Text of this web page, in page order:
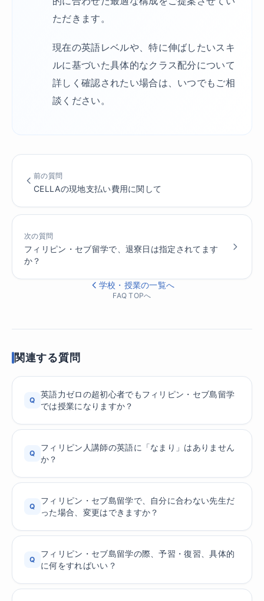
ただきます。
現在の英語レベルや、特に伸ばしたいスキ
ルに基づいた具体的なクラス配分について
詳しく確認されたい場合は、いつでもご相
談ください。
前の質問
CELLAの現地支払い費用に関して
次の質問
フィリピン・セブ留学で、退寮日は指定されてます
か？
学校・授業の一覧へ
FAQ TOPへ
関連する質問
Q
英語力ゼロの超初心者でもフィリピン・セブ島留学
では授業になりますか？
Q
フィリピン人講師の英語に「なまり」はありません
か？
Q
フィリピン・セブ島留学で、自分に合わない先生だ
った場合、変更はできますか？
Q
フィリピン・セブ島留学の際、予習・復習、具体的
に何をすればいい？